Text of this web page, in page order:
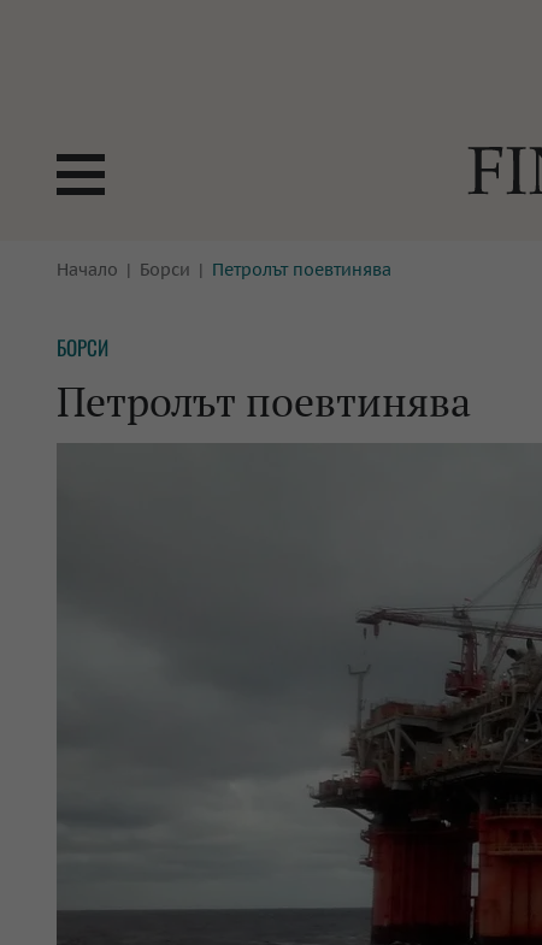
БОРСИ
КРИПТО
БАНКИ
ПАРИТЕ
ИМОТИ
Начало Борси Петролът поевтинява
БОРСИ
Петролът поевтинява